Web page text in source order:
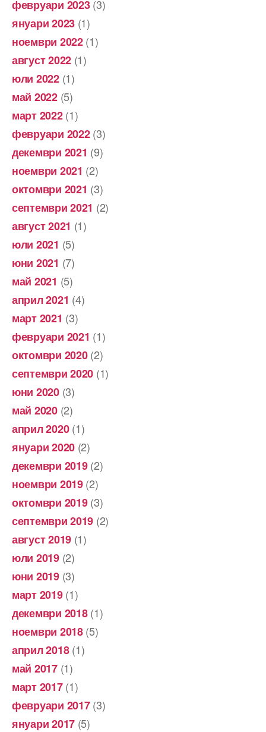
февруари 2023(3)
януари 2023 (1)
ноември 2022(1)
август 2022 (1)
юли 2022(1)
май 2022(5)
март 2022(1)
февруари 2022(3)
декември 2021 (9)
ноември 2021 (2)
октомври 2021 (3)
септември 2021 (2)
август 2021 (1)
юли 2021 (5)
юни 2021 (7)
май 2021 (5)
април 2021 (4)
март 2021 (3)
февруари 2021 (1)
октомври 2020(2)
септември 2020 (1)
юни 2020(3)
май 2020(2)
април 2020(1)
януари 2020 (2)
декември 2019(2)
ноември 2019(2)
октомври 2019(3)
септември 2019 (2)
август 2019 (1)
юли 2019(2)
юни 2019(3)
март 2019(1)
декември 2018(1)
ноември 2018(5)
април 2018(1)
май 2017(1)
март 2017(1)
февруари 2017(3)
януари 2017 (5)